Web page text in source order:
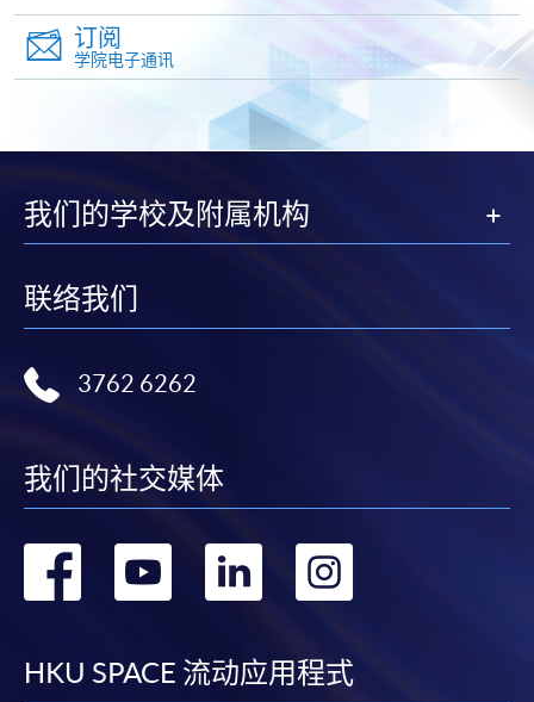
支票或缴费灵（只限网上付款）方式缴交之款项，将
以支票退款；以信用卡缴交之款项，退款将直接退还
到支付款项时使用的信用卡户口。
除本学院网页所列明的学费外，个别课程或有其他额
外收费，详情请联络有关学科职员。
其他课程，惟学院对特殊情况，可酌情处理。转读申
请一经批准，学员须缴付港币120元手续费。
学院对邮递失误而遗失的支票或本票、付款收据或个
人资料，概不负责。
上足够邮资的回邮信封、连同划线支票交回本学院。
每张收据申请费用为港币30 元。支票抬头注明「香
订阅
学院电子通讯
我们的学校及附属机构
联络我们
3762 6262
我们的社交媒体
转
facebook
转
youtube
转
linkedin
HKU SPACE 流动应用程式